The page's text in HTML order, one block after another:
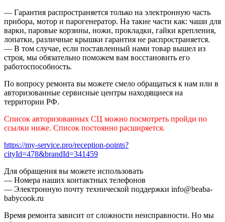
— Гарантия распространяется только на электронную часть
прибора, мотор и парогенератор. На такие части как: чаши для
варки, паровые корзины, ножи, прокладки, гайки крепления,
лопатки, различные крышки гарантия не распространяется.
— В том случае, если поставленный нами товар вышел из
строя, мы обязательно поможем вам восстановить его
работоспособность.
По вопросу ремонта вы можете смело обращаться к нам или в
авторизованные сервисные центры находящиеся на
территории РФ.
Список авторизованных СЦ можно посмотреть пройди по
ссылки ниже. Список постоянно расширяется.
https://my-service.pro/reception-points?
cityId=478&brandId=341459
Для обращения вы можете использовать
— Номера наших контактных телефонов
— Электронную почту технической поддержки info@beaba-
babycook.ru
Время ремонта зависит от сложности неисправности. Но мы